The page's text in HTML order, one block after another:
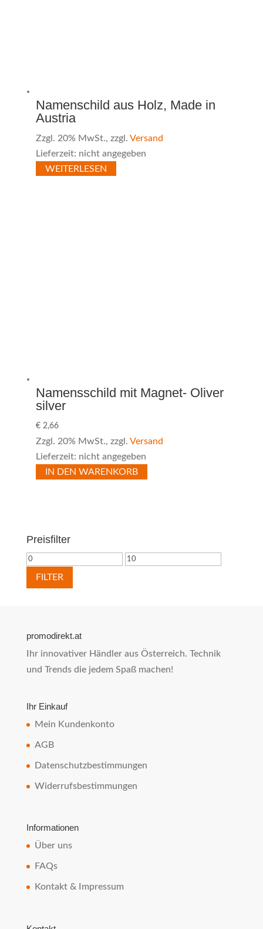
Namenschild aus Holz, Made in
Austria
Zzgl. 20% MwSt., zzgl. Versand
Lieferzeit: nicht angegeben
WEITERLESEN
Namensschild mit Magnet- Oliver
silver
€2,66
Zzgl. 20% MwSt., zzgl. Versand
Lieferzeit: nicht angegeben
IN DEN WARENKORB
Preisfilter
Min.
Preis
Max.
FILTER
promodirekt.at
Ihr innovativer Händler aus Österreich. Technik
und Trends die jedem Spaß machen!
Ihr Einkauf
Mein Kundenkonto
AGB
Datenschutzbestimmungen
Widerrufsbestimmungen
Informationen
Über uns
FAQs
Kontakt & Impressum